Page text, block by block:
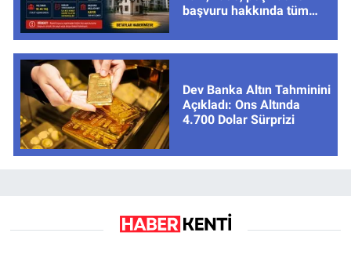
başvuru hakkında tüm
Dev Banka Altın Tahminini
Açıkladı: Ons Altında
4.700 Dolar Sürprizi